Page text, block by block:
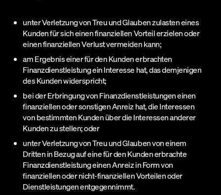
unter Verletzung von Treu und Glauben zulasten eines
Kunden für sich einen finanziellen Vorteil erzielen oder
einen finanziellen Verlust vermeiden kann;
am Ergebnis einer für den Kunden erbrachten
Finanzdienstleistung ein Interesse hat, das demjenigen
des Kunden widerspricht;
bei der Erbringung von Finanzdienstleistungen einen
finanziellen oder sonstigen Anreiz hat, die Interessen
von bestimmten Kunden über die Interessen anderer
Kunden zu stellen; oder
unter Verletzung von Treu und Glauben von einem
Dritten in Bezug auf eine für den Kunden erbrachte
Finanzdienstleistung einen Anreiz in Form von
finanziellen oder nicht-finanziellen Vorteilen oder
Dienstleistungen entgegennimmt.